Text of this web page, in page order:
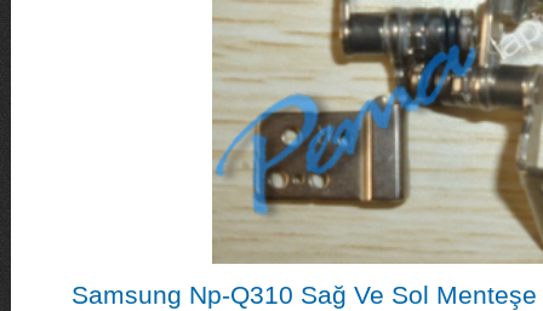
Samsung Np-Q310 Sağ Ve Sol Menteşe